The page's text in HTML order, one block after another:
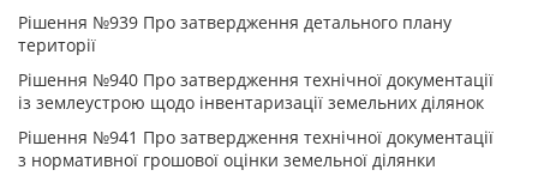
Рішення №939 Про затвердження детального плану
території
Рішення №940 Про затвердження технічної документації
із землеустрою щодо інвентаризації земельних ділянок
Рішення №941 Про затвердження технічної документації
з нормативної грошової оцінки земельної ділянки